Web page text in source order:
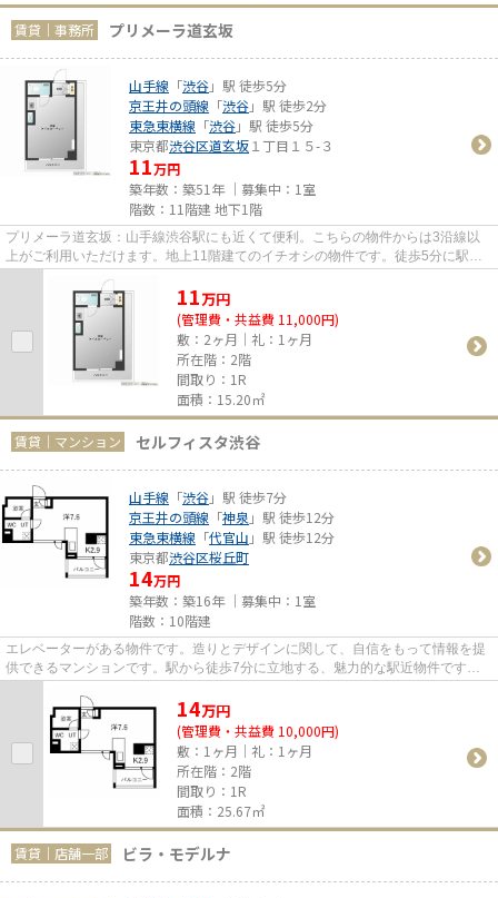
賃貸｜事務所 プリメーラ道玄坂
山手線 「渋谷」駅 徒歩5分
京王井の頭線 「渋谷」駅 徒歩2分
東急東横線 「渋谷」駅 徒歩5分
東京都渋谷区道玄坂１丁目１５-３
11万円
築年数：築51年 ｜募集中： 1室
階数：11階建 地下1階
プリメーラ道玄坂：山手線渋谷駅にも近くて便利。こちらの物件からは3沿線以
上がご利用いただけます。地上11階建てのイチオシの物件です。徒歩5分に駅が
11万円
(管理費・共益費 11,000円)
敷：2ヶ月｜礼：1ヶ月
所在階：2階
間取り：1R
面積：15.20㎡
賃貸｜マンション セルフィスタ渋谷
山手線 「渋谷」駅 徒歩7分
京王井の頭線 「神泉 」駅 徒歩12分
東急東横線 「代官山 」駅 徒歩12分
東京都渋谷区桜丘町
14万円
築年数：築16年 ｜募集中： 1室
階数：10階建
エレベーターがある物件です。造りとデザインに関して、自信をもって情報を提
供できるマンションです。駅から徒歩7分に立地する、魅力的な駅近物件です。
14万円
(管理費・共益費 10,000円)
敷：1ヶ月｜礼：1ヶ月
所在階：2階
間取り：1R
面積：25.67㎡
賃貸｜店舗一部 ビラ・モデルナ